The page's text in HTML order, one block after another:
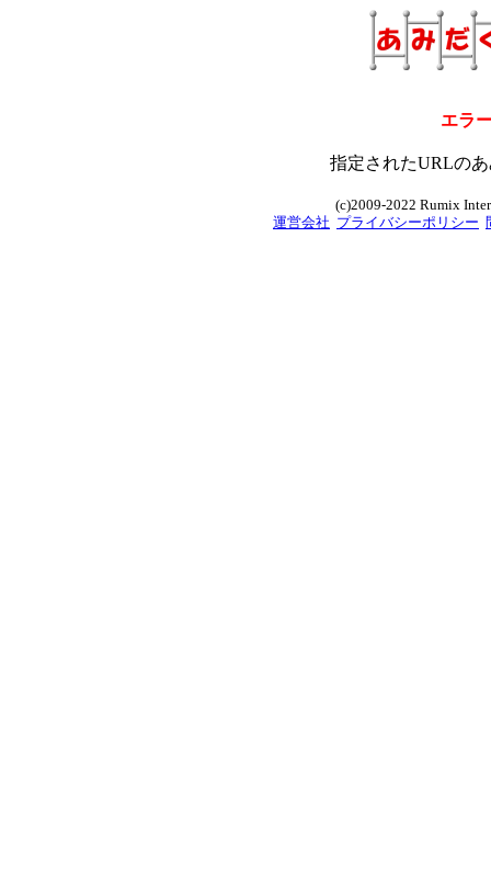
エラ
指定されたURLの
(c)2009-2022 Rumix
運営会社 プライバシーポリシー